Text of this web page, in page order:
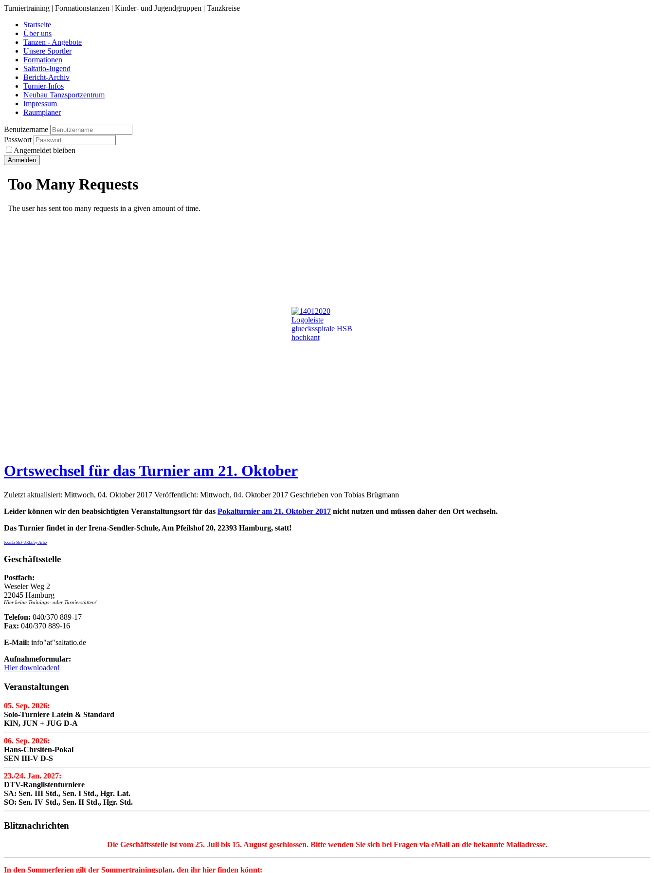
Turniertraining | Formationstanzen | Kinder- und Jugendgruppen | Tanzkreise
Startseite
Über uns
Tanzen - Angebote
Unsere Sportler
Formationen
Saltatio-Jugend
Bericht-Archiv
Turnier-Infos
Neubau Tanzsportzentrum
Impressum
Raumplaner
Benutzername
Passwort
Angemeldet bleiben
Ortswechsel für das Turnier am 21. Oktober
Zuletzt aktualisiert: Mittwoch, 04. Oktober 2017 Veröffentlicht: Mittwoch, 04. Oktober 2017 Geschrieben von Tobias Brügmann
Leider können wir den beabsichtigten Veranstaltungsort für das Pokalturnier am 21. Oktober 2017 nicht nutzen und müssen daher den Ort wechseln.
Das Turnier findet in der Irena-Sendler-Schule, Am Pfeilshof 20, 22393 Hamburg, statt!
Joomla SEF URLs by Artio
Geschäftsstelle
Postfach:
Weseler Weg 2
22045 Hamburg
Hier keine Trainings- oder Turnierstätten!
Telefon: 040/370 889-17
Fax: 040/370 889-16
E-Mail: info"at"saltatio.de
Aufnahmeformular:
Hier downloaden!
Veranstaltungen
05. Sep. 2026:
Solo-Turniere Latein & Standard
KIN, JUN + JUG D-A
06. Sep. 2026:
Hans-Chrsiten-Pokal
SEN III-V D-S
23./24. Jan. 2027:
DTV-Ranglistenturniere
SA: Sen. III Std., Sen. I Std., Hgr. Lat.
SO: Sen. IV Std., Sen. II Std., Hgr. Std.
Blitznachrichten
Die Geschäftsstelle ist vom 25. Juli bis 15. August geschlossen. Bitte wenden Sie sich bei Fragen via eMail an die bekannte Mailadresse.
In den Sommerferien gilt der Sommertrainingsplan, den ihr hier finden könnt: